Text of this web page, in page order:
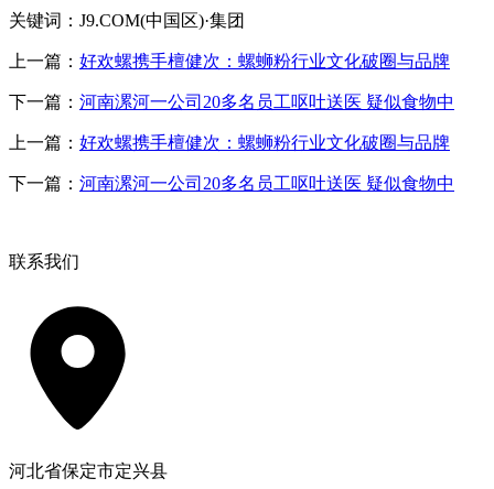
关键词：J9.COM(中国区)·集团
上一篇： 好欢螺携手檀健次：螺蛳粉行业文化破圈与品牌
下一篇： 河南漯河一公司20多名员工呕吐送医 疑似食物中
上一篇： 好欢螺携手檀健次：螺蛳粉行业文化破圈与品牌
下一篇： 河南漯河一公司20多名员工呕吐送医 疑似食物中
联系我们
河北省保定市定兴县